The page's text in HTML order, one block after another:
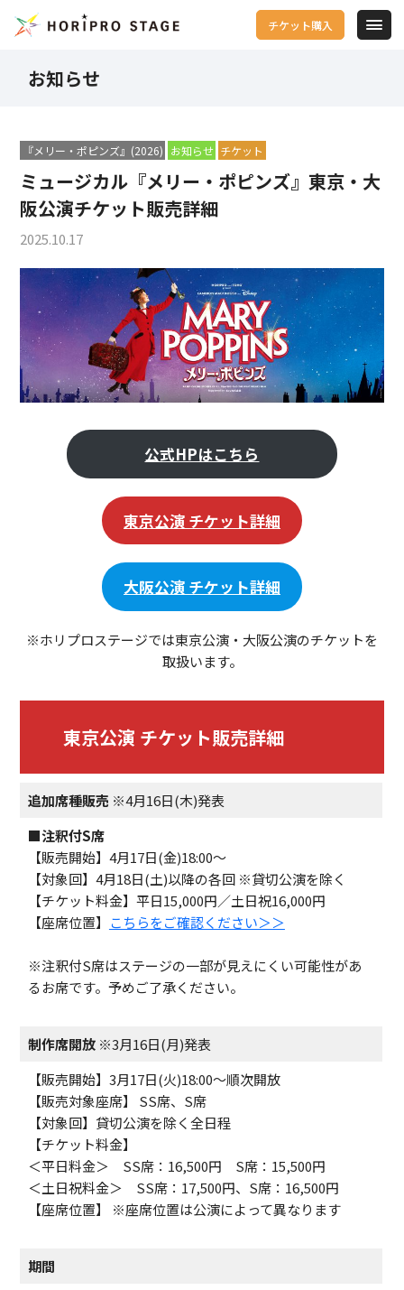
チケット購入
お知らせ
『メリー・ポピンズ』(2026) お知らせ チケット
ミュージカル『メリー・ポピンズ』東京・大
阪公演チケット販売詳細
2025.10.17
公式HPはこちら
東京公演 チケット詳細
大阪公演 チケット詳細
※ホリプロステージでは東京公演・大阪公演のチケットを
取扱います。
東京公演 チケット販売詳細
追加席種販売 ※4月16日(木)発表
■注釈付S席
【販売開始】4月17日(金)18:00〜
【対象回】4月18日(土)以降の各回 ※貸切公演を除く
【チケット料金】平日15,000円／土日祝16,000円
【座席位置】 こちらをご確認ください＞＞
※注釈付S席はステージの一部が見えにくい可能性があ
るお席です。 予めご了承ください。
制作席開放※3月16日(月)発表
【販売開始】3月17日(火)18:00〜順次開放
【販売対象座席】 SS席、S席
【対象回】貸切公演を除く全日程
【チケット料金】
＜平日料金＞ SS席：16,500円 S席：15,500円
＜土日祝料金＞ SS席：17,500円、S席：16,500円
【座席位置】 ※座席位置は公演によって異なります
期間